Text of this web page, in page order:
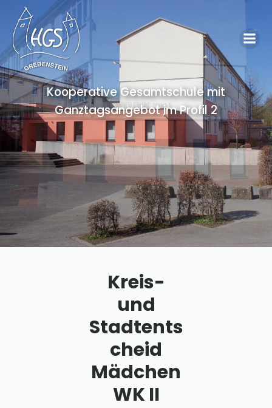
Kooperative Gesamtschule mit
Ganztagsangebot im Profil 2
Kreis-
und
Stadtents
cheid
Mädchen
WK II